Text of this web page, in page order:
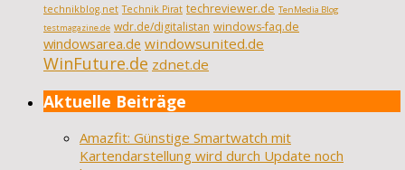
technikblog.net Technik Pirat techreviewer.de TenMedia Blog
testmagazine.de wdr.de/digitalistan windows-faq.de
windowsarea.de windowsunited.de
WinFuture.de zdnet.de
Aktuelle Beiträge
Amazfit: Günstige Smartwatch mit
Kartendarstellung wird durch Update noch